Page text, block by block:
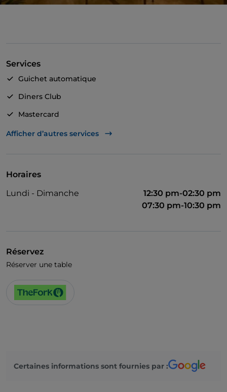
Services
Guichet automatique
Diners Club
Mastercard
TheFork PAY
Afficher d’autres services
Horaires
Lundi - Dimanche
12:30 pm-02:30 pm
07:30 pm-10:30 pm
Réservez
Réserver une table
Certaines informations sont fournies par :